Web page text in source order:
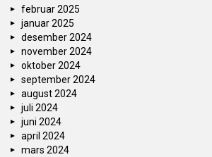
februar 2025
januar 2025
desember 2024
november 2024
oktober 2024
september 2024
august 2024
juli 2024
juni 2024
april 2024
mars 2024